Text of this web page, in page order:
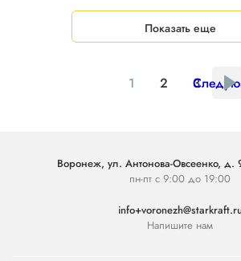
Показать еще
1 2 3
Воронеж, ул. Антонова-Овсеенко,
пн-пт с 9:00 до 19:00
Напишите нам